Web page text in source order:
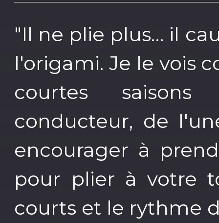
"Il ne plie plus… il
l'origami. Je le vois
courtes
conducteur, de
encourager à
pour plier à votre
courts et le rythme